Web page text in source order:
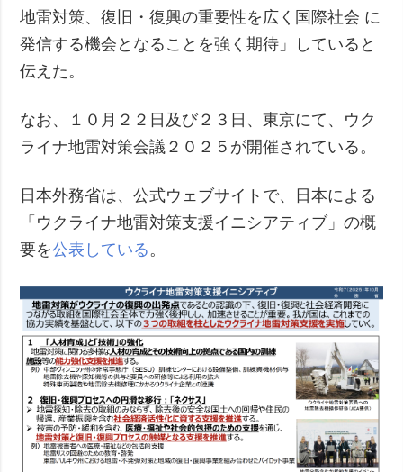
地雷対策、復旧・復興の重要性を広く国際社会 に
発信する機会となることを強く期待」していると
伝えた。
なお、１０月２２日及び２３日、東京にて、ウク
ライナ地雷対策会議２０２５が開催されている。
日本外務省は、公式ウェブサイトで、日本による
「ウクライナ地雷対策支援イニシアティブ」の概
要を公表している 。